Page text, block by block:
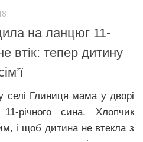
на ланцюг 11-
втік: тепер дитину
селі Глиниця мама у дворі
річного сина. Хлопчик
і щоб дитина не втекла з